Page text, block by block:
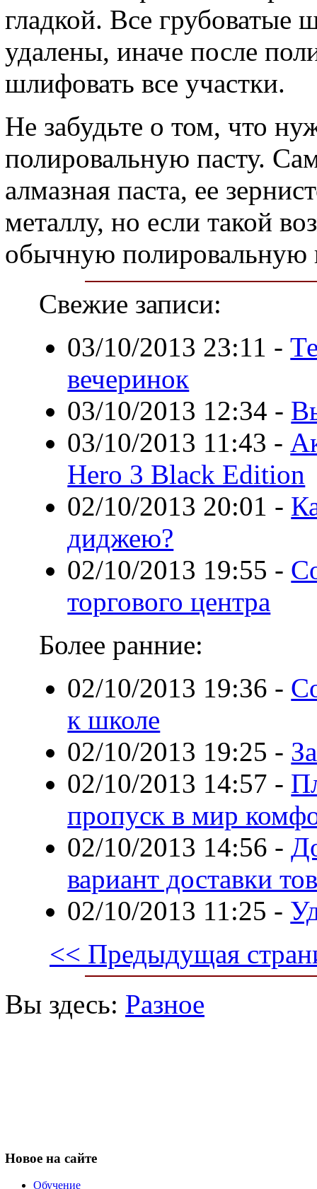
гладкой. Все грубоватые
удалены, иначе после
шлифовать все участки.
Не забудьте о том, что
полировальную пасту.
алмазная паста, ее
металлу, но если такой
обычную полировальную
Свежие записи:
03/10/2013 23:11 -
вечеринок
03/10/2013 12:34 -
03/10/2013 11:43 -
Hero 3 Black Edition
02/10/2013 20:01 -
диджею?
02/10/2013 19:55 -
торгового центра
Более ранние:
02/10/2013 19:36 -
к школе
02/10/2013 19:25 -
02/10/2013 14:57 -
пропуск в мир
02/10/2013 14:56 -
вариант доставки
02/10/2013 11:25 -
<< Предыдущая
Вы здесь: Разное
Новое на сайте
Обучение